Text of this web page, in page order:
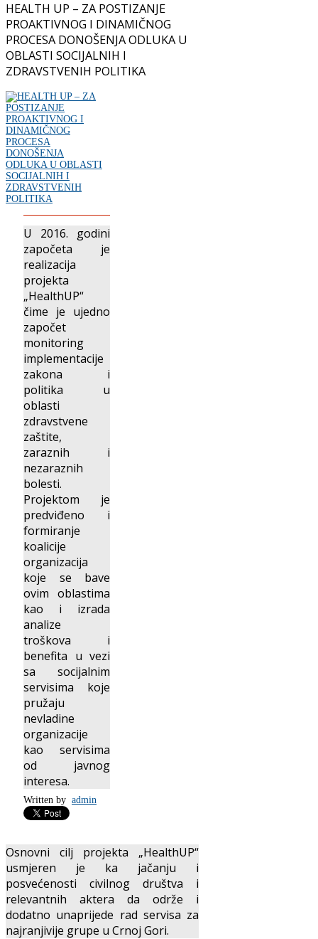
HEALTH UP – ZA POSTIZANJE
PROAKTIVNOG I DINAMIČNOG
PROCESA DONOŠENJA ODLUKA U
OBLASTI SOCIJALNIH I
ZDRAVSTVENIH POLITIKA
U 2016. godini
započeta je
realizacija
projekta
„HealthUP“
čime je ujedno
započet
monitoring
implementacije
zakona i
politika u
oblasti
zdravstvene
zaštite,
zaraznih i
nezaraznih
bolesti.
Projektom je
predviđeno i
formiranje
koalicije
organizacija
koje se bave
ovim oblastima
kao i izrada
analize
troškova i
benefita u vezi
sa socijalnim
servisima koje
pružaju
nevladine
organizacije
kao servisima
od javnog
interesa.
Written by admin
Osnovni cilj projekta „HealthUP“
usmjeren je ka jačanju i
posvećenosti civilnog društva i
relevantnih aktera da održe i
dodatno unaprijede rad servisa za
najranjivije grupe u Crnoj Gori.